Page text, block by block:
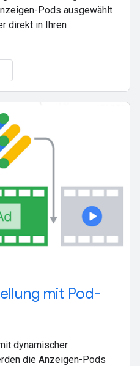
Pods ausgewählt
direkt in Ihren
mit Pod-
dynamischer
die Anzeigen-Pods